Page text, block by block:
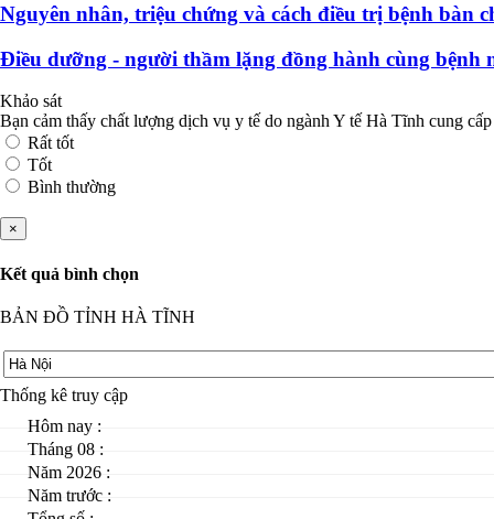
Nguyên nhân, triệu chứng và cách điều trị bệnh bàn
Điều dưỡng - người thầm lặng đồng hành cùng bệnh
Khảo sát
Bạn cảm thấy chất lượng dịch vụ y tế do ngành Y tế Hà Tĩnh cung
Rất tốt
Tốt
Bình thường
×
Kết quả bình chọn
BẢN ĐỒ TỈNH HÀ TĨNH
Thống kê truy cập
Hôm nay :
Tháng 08 :
Năm 2026 :
Năm trước :